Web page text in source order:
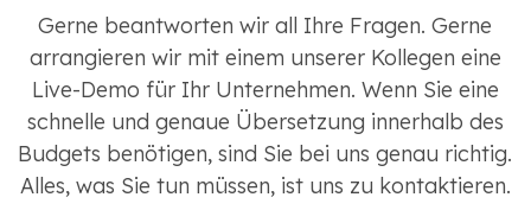
Gerne beantworten wir all Ihre Fragen. Gerne
arrangieren wir mit einem unserer Kollegen eine
Live-Demo für Ihr Unternehmen. Wenn Sie eine
schnelle und genaue Übersetzung innerhalb des
Budgets benötigen, sind Sie bei uns genau richtig.
Alles, was Sie tun müssen, ist uns zu kontaktieren.